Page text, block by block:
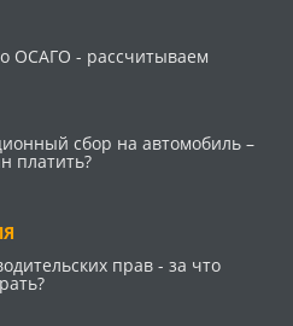
ОСАГО - рассчитываем
сбор на автомобиль –
платить?
прав - за что